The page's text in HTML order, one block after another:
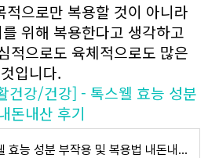
적으로만 복용할 것이 아니라
위해 복용한다고 생각하고
적으로도 육체적으로도 많은
입니다.
강/건강] - 톡스웰 효능 성분
돈내산 후기
톡스웰 효능 성분 부작용 및 복용법 내돈내산 후기